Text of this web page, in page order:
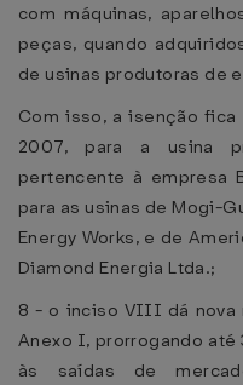
com máquinas,
peças, quando
de usinas produtoras de
Com isso, a isenção
2007, para a usina
pertencente à empresa
para as usinas de Mogi-
Energy Works, e de
Diamond Energia Ltda.;
8 - o inciso VIII dá nova
Anexo I, prorrogando
às saídas de